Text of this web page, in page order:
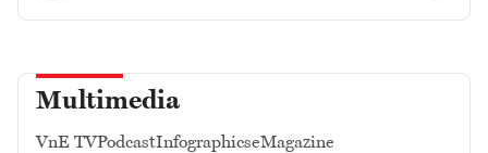
Multimedia
VnE TVPodcastInfographicseMagazine